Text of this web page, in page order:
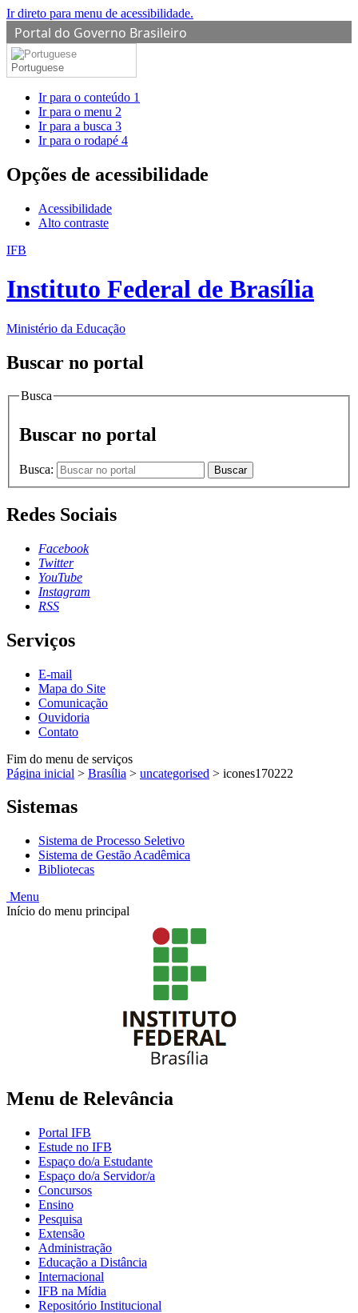
Ir direto para menu de acessibilidade.
Portal do Governo Brasileiro
Portuguese
Ir para o conteúdo 1
Ir para o menu 2
Ir para a busca 3
Ir para o rodapé 4
Opções de acessibilidade
Acessibilidade
Alto contraste
IFB
Instituto Federal de Brasília
Ministério da Educação
Buscar no portal
Busca
Buscar no portal
Busca: Buscar
Redes Sociais
Facebook
Twitter
YouTube
Instagram
RSS
Serviços
E-mail
Mapa do Site
Comunicação
Ouvidoria
Contato
Fim do menu de serviços
Página inicial > Brasília > uncategorised > icones170222
Sistemas
Sistema de Processo Seletivo
Sistema de Gestão Acadêmica
Bibliotecas
Menu
Início do menu principal
Menu de Relevância
Portal IFB
Estude no IFB
Espaço do/a Estudante
Espaço do/a Servidor/a
Concursos
Ensino
Pesquisa
Extensão
Administração
Educação a Distância
Internacional
IFB na Mídia
Repositório Institucional